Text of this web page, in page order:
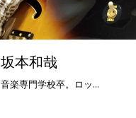
坂本和哉
音楽専門学校卒。ロッ...